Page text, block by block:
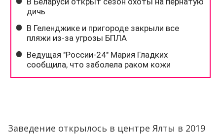
Заведение открылось в центре Ялты в 2019